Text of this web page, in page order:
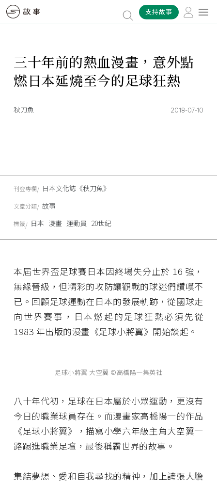
支持故事
三十年前的熱血漫畫，意外點
燃日本延燒至今的足球狂熱
秋刀魚 2018-07-10
本屆世界盃足球賽日本因終場失分止於 16 強，
無緣晉級，但精彩的攻防讓觀戰的球迷們讚嘆不
已。回顧足球運動在日本的發展軌跡，從國球走
向世界賽事，日本燃起的足球狂熱必須先從
1983 年出版的漫畫《足球小將翼》開始談起。
足球小將翼 大空翼 ©高橋陽一集英社
八十年代初，足球在日本屬於小眾運動，更沒有
今日的職業球員存在。而漫畫家高橋陽一的作品
《足球小將翼》，描寫小學六年級主角大空翼一
路踢進職業足壇，最後稱霸世界的故事。
集結夢想、愛和自我尋找的精神，加上誇張大膽
刊登專欄 日本文化誌《秋刀魚》
文章分類 故事
標籤 日本 漫畫 運動員 20世紀